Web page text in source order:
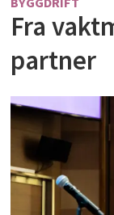
Fra
partner